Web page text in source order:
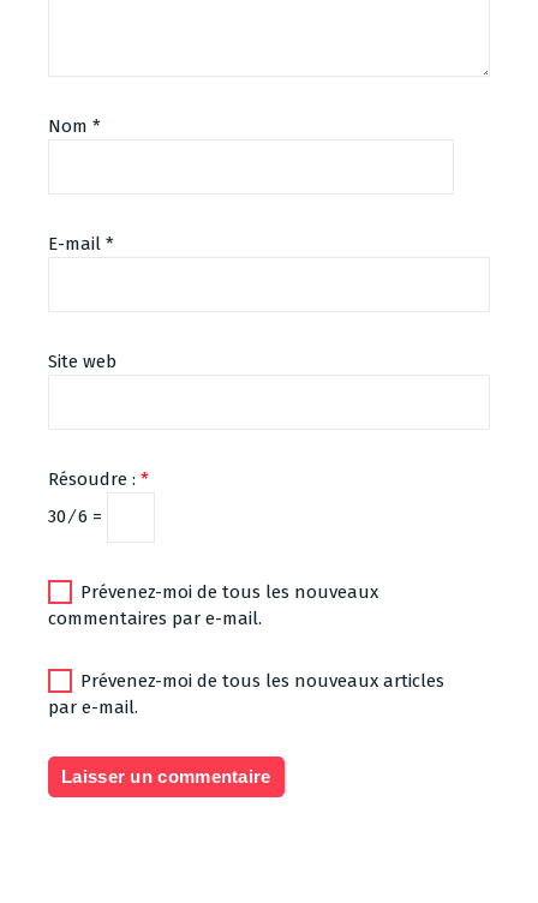
Nom *
E-mail *
Site web
Résoudre : *
30 ⁄ 6 =
Prévenez-moi de tous les nouveaux
commentaires par e-mail.
Prévenez-moi de tous les nouveaux articles
par e-mail.